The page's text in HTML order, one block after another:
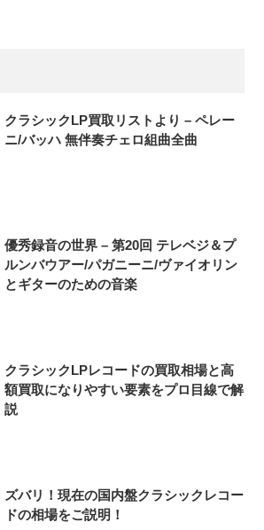
クラシックLP買取リストより – ペレー
ニ/バッハ 無伴奏チェロ組曲全曲
優秀録音の世界 – 第20回 テレベジ＆プ
ルンバウアー/パガニーニ/ヴァイオリン
とギターのための音楽
クラシックLPレコードの買取相場と高
額買取になりやすい要素をプロ目線で解
説
ズバリ！現在の国内盤クラシックレコー
ドの相場をご説明！